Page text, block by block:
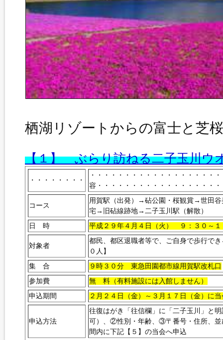
栖湖リゾートからの富士と芝
【１】 ぶらり訪ねる二子玉川ウ
・・・・・・・・
・・・・・・・・・・・・・・・
容・・・・・・・・・・・・・・・・・
コース
用賀駅（出発）→砧公園・桜観賞→世田
宅→旧砧線跡地→二子玉川駅（解散）
日 時
平成２９年４月４日（火） ９：３０～１
対象者
都民、都区退職者等で、ご
０人】
集 合
９時３０分 東急田園都市線用賀駅改札口
参加費
無 料（有料施設には入館しません）
申込期間
２月２４日（金）～３月１７日（金）に
申込方法
往復はがき「往信欄」に「二子玉川」と
可）、②性別・年齢、③〒番号・住所、
間内に下記【５】の当会へ申込